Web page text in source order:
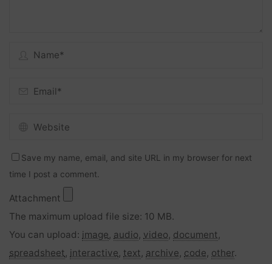
Save my name, email, and site URL in my browser for next
time I post a comment.
Attachment
The maximum upload file size: 10 MB.
You can upload: image, audio, video, document,
spreadsheet, interactive, text, archive, code, other.